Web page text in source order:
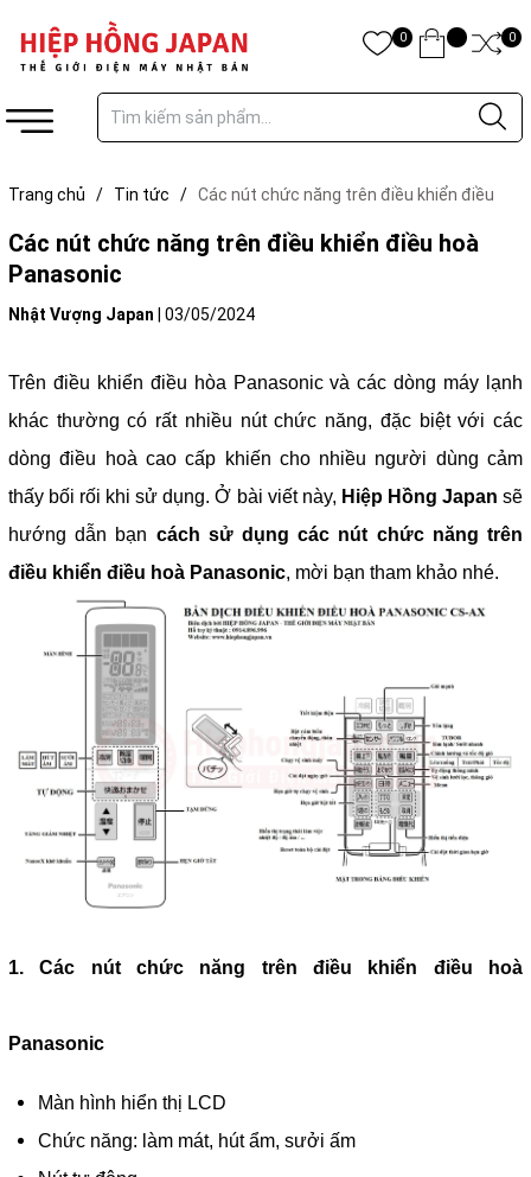
0 0
Trang chủ / Tin tức / Các nút chức năng trên điều khiển điều
Các nút chức năng trên điều khiển điều hoà
Panasonic
Nhật Vượng Japan 03/05/2024
Trên điều khiển điều hòa Panasonic và các dòng máy lạnh
khác thường có rất nhiều nút chức năng, đặc biệt với các
dòng điều hoà cao cấp khiến cho nhiều người dùng cảm
thấy bối rối khi sử dụng. Ở bài viết này, Hiệp Hồng Japan sẽ
hướng dẫn bạn cách sử dụng các nút chức năng trên
điều khiển điều hoà Panasonic, mời bạn tham khảo nhé.
1. Các nút chức năng trên điều khiển điều hoà
Panasonic
Màn hình hiển thị LCD
Chức năng: làm mát, hút ẩm, sưởi ấm